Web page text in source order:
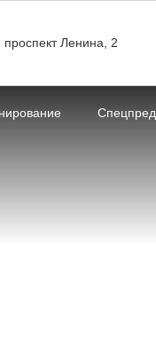
проспект Ленина, 2